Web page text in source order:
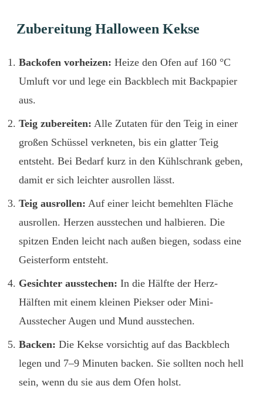
Zubereitung Halloween Kekse
Backofen vorheizen: Heize den Ofen auf 160 °C
Umluft vor und lege ein Backblech mit Backpapier
aus.
Teig zubereiten: Alle Zutaten für den Teig in einer
großen Schüssel verkneten, bis ein glatter Teig
entsteht. Bei Bedarf kurz in den Kühlschrank geben,
damit er sich leichter ausrollen lässt.
Teig ausrollen: Auf einer leicht bemehlten Fläche
ausrollen. Herzen ausstechen und halbieren. Die
spitzen Enden leicht nach außen biegen, sodass eine
Geisterform entsteht.
Gesichter ausstechen: In die Hälfte der Herz-
Hälften mit einem kleinen Piekser oder Mini-
Ausstecher Augen und Mund ausstechen.
Backen: Die Kekse vorsichtig auf das Backblech
legen und 7–9 Minuten backen. Sie sollten noch hell
sein, wenn du sie aus dem Ofen holst.